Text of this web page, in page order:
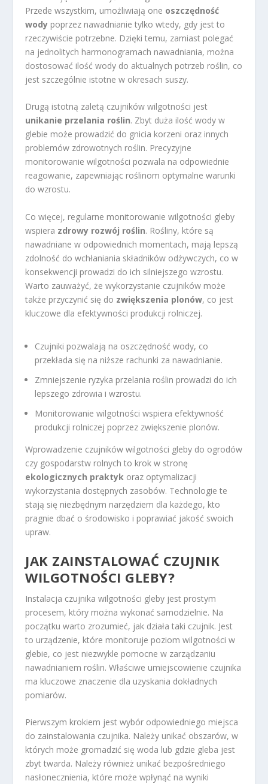
Przede wszystkim, umożliwiają one oszczędność
wody poprzez nawadnianie tylko wtedy, gdy jest to
rzeczywiście potrzebne. Dzięki temu, zamiast polegać
na jednolitych harmonogramach nawadniania, można
dostosować ilość wody do aktualnych potrzeb roślin, co
jest szczególnie istotne w okresach suszy.
Drugą istotną zaletą czujników wilgotności jest
unikanie przelania roślin. Zbyt duża ilość wody w
glebie może prowadzić do gnicia korzeni oraz innych
problemów zdrowotnych roślin. Precyzyjne
monitorowanie wilgotności pozwala na odpowiednie
reagowanie, zapewniając roślinom optymalne warunki
do wzrostu.
Co więcej, regularne monitorowanie wilgotności gleby
wspiera zdrowy rozwój roślin. Rośliny, które są
nawadniane w odpowiednich momentach, mają lepszą
zdolność do wchłaniania składników odżywczych, co w
konsekwencji prowadzi do ich silniejszego wzrostu.
Warto zauważyć, że wykorzystanie czujników może
także przyczynić się do zwiększenia plonów, co jest
kluczowe dla efektywności produkcji rolniczej.
Czujniki pozwalają na oszczędność wody, co
przekłada się na niższe rachunki za nawadnianie.
Zmniejszenie ryzyka przelania roślin prowadzi do ich
lepszego zdrowia i wzrostu.
Monitorowanie wilgotności wspiera efektywność
produkcji rolniczej poprzez zwiększenie plonów.
Wprowadzenie czujników wilgotności gleby do ogrodów
czy gospodarstw rolnych to krok w stronę
ekologicznych praktyk oraz optymalizacji
wykorzystania dostępnych zasobów. Technologie te
stają się niezbędnym narzędziem dla każdego, kto
pragnie dbać o środowisko i poprawiać jakość swoich
upraw.
JAK ZAINSTALOWAĆ CZUJNIK
WILGOTNOŚCI GLEBY?
Instalacja czujnika wilgotności gleby jest prostym
procesem, który można wykonać samodzielnie. Na
początku warto zrozumieć, jak działa taki czujnik. Jest
to urządzenie, które monitoruje poziom wilgotności w
glebie, co jest niezwykle pomocne w zarządzaniu
nawadnianiem roślin. Właściwe umiejscowienie czujnika
ma kluczowe znaczenie dla uzyskania dokładnych
pomiarów.
Pierwszym krokiem jest wybór odpowiedniego miejsca
do zainstalowania czujnika. Należy unikać obszarów, w
których może gromadzić się woda lub gdzie gleba jest
zbyt twarda. Należy również unikać bezpośredniego
nasłonecznienia, które może wpłynąć na wyniki